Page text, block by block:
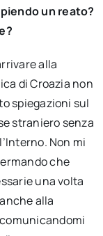
un reato?
alla
di Croazia non
spiegazioni sul
straniero senza
Non mi
che
una volta
alla